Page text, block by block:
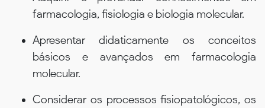
farmacologia, fisiologia e biologia molecular.
Apresentar didaticamente os conceitos
básicos e avançados em farmacologia
molecular.
Considerar os processos fisiopatológicos, os